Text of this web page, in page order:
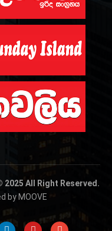
All Right Reserved.
by MOOVE